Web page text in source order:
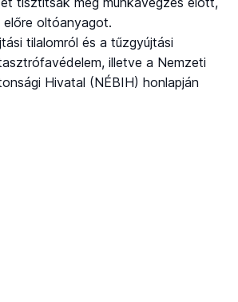
oltóanyagot.
tilalomról és a tűzgyújtási
illetve a Nemzeti
Hivatal (NÉBIH) honlapján